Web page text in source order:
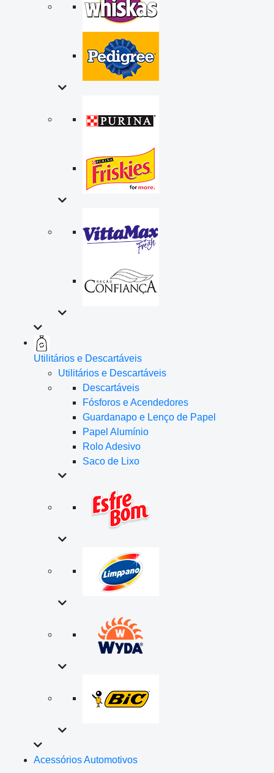
Utilitários e Descartáveis
Utilitários e Descartáveis
Descartáveis
Fósforos e Acendedores
Guardanapo e Lenço de Papel
Papel Alumínio
Rolo Adesivo
Saco de Lixo
Acessórios Automotivos